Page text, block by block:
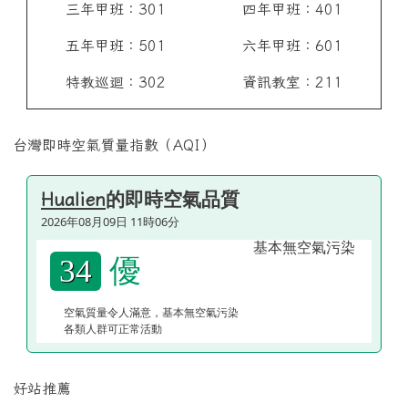
三年甲班：301
五年甲班：501
特教巡迴：302
四年甲班：401
六年甲班：601
資訊教室：211
台灣即時空氣質量指數（AQI）
Hualien的即時空氣品質
2026年08月09日 11時06分
34 優
空氣質量令人滿意，基本無空氣污染
各類人群可正常活動
好站推薦